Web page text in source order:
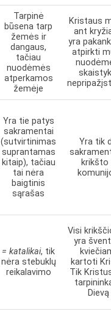
Tarpinė
būsena tarp
žemės ir
dangaus,
tačiau
nuodėmės
atperkamos
žemėje
Kristaus
ant
yra
atpirkti
Yra tie patys
sakramentai
(sutvirtinimas
suprantamas
kitaip), tačiau
tai nėra
baigtinis
sąrašas
Yra tik
krikšto
= katalikai, tik
nėra stebuklų
reikalavimo
Visi
yra
kartoti
Tik
Dievą